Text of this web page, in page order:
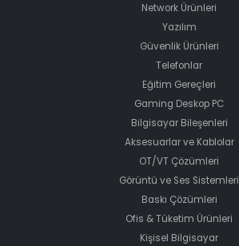
Network Ürünleri
Yazılım
Güvenlik Ürünleri
Telefonlar
Eğitim Gereçleri
Gaming Deskop PC
Bilgisayar Bileşenleri
Aksesuarlar ve Kablolar
OT/VT Çözümleri
Görüntü ve Ses Sistemleri
Baskı Çözümleri
Ofis & Tüketim Ürünleri
Kişisel Bilgisayar